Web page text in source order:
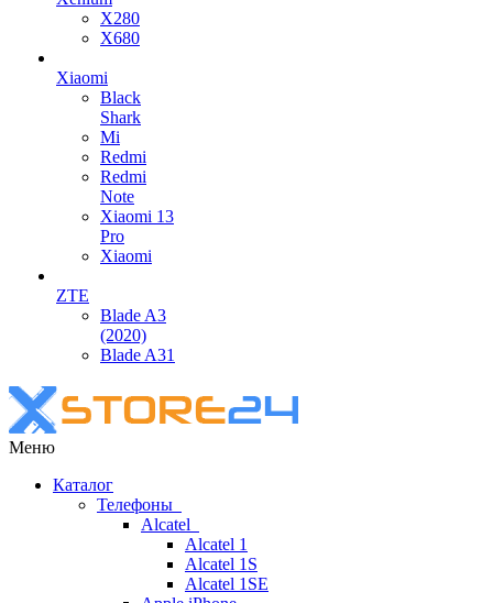
X280
X680
Xiaomi
Black
Shark
Mi
Redmi
Redmi
Note
Xiaomi 13
Pro
Xiaomi
ZTE
Blade A3
(2020)
Blade A31
Меню
Каталог
Телефоны
Alcatel
Alcatel 1
Alcatel 1S
Alcatel 1SE